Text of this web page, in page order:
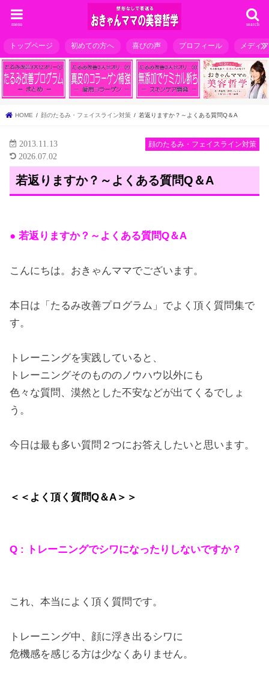
search
menu
トップページ 初めての方へ 喜びの声 プロフィール メディ
HOME 顔のたるみ・フェイスライン対策 若返りますか？～よくある質問Q＆A
顔のたるみ・フェイスライン対策
2013.11.13
2026.07.02
若返りますか？～よくある質問Q＆A
● 若返りますか？～よくある質問Q＆A
こんにちは。おきゃんママでございます。
本日は「たるみ改善プログラム」でよく頂く質問集で
す。
トレーニングを実践していると、
トレーニングそのもののノウハウ以外にも
色々な質問、漠然とした不安などが出てくるでしょ
う。
今日は最も多い質問２つにお答えしたいと思います。
＜＜よく頂く質問Q＆A＞＞
Q : トレーニングでシワになったりしないですか？
これ、本当によく頂く質問です。
トレーニング中、顔に浮き出るシワに
危機感を感じる方は少なくありません。